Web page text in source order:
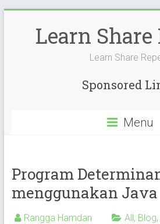
Learn Share
Learn Share
Sponsored
Menu
Program
menggunakan Java
Rangga Hamdan All, Blog,